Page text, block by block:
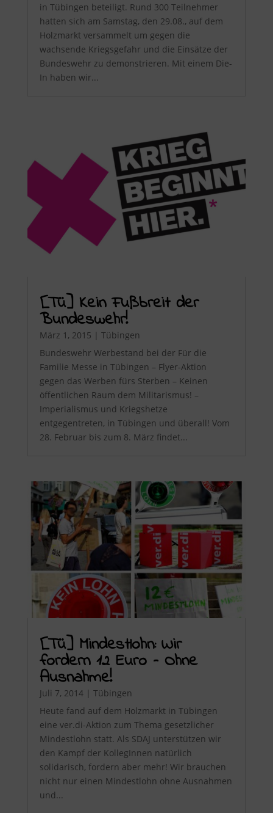
in Tübingen beteiligt. Rund 300 Teilnehmer
hatten sich am Samstag, den 29.08., auf dem
Holzmarkt versammelt um gegen die
wachsende Kriegsgefahr und die Einsätze der
Bundeswehr zu demonstrieren. Mit einem Die-
In haben wir...
[Tü] Kein Fußbreit der
Bundeswehr!
März 1, 2015 | Tübingen
Bundeswehr Werbestand bei der Für die
Familie Messe in Tübingen – Flyer-Aktion
gegen das Werben fürs Sterben – Keinen
öffentlichen Raum dem Militarismus! –
Imperialismus und Kriegshetze
entgegentreten, in Tübingen und überall! Vom
28. Februar bis zum 8. März findet...
[Tü] Mindestlohn: Wir
fordern 12 Euro – Ohne
Ausnahme!
Juli 7, 2014| Tübingen
Heute fand auf dem Holzmarkt in Tübingen
eine ver.di-Aktion zum Thema gesetzlicher
Mindestlohn statt. Als SDAJ unterstützen wir
den Kampf der KollegInnen natürlich
solidarisch, fordern aber mehr! Wir brauchen
nicht nur einen Mindestlohn ohne Ausnahmen
und...